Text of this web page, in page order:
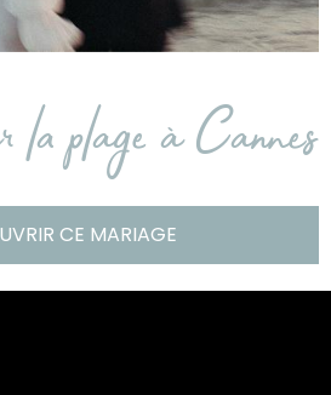
plage à Cannes
CE MARIAGE